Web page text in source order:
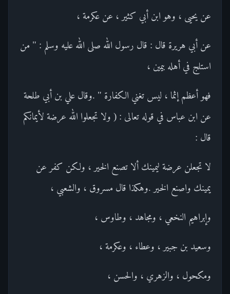
عن يحيى ، وهو ابن أبي كثير ، عن عكرمة ،
عن أبي هريرة قال : قال رسول الله صلى الله عليه وسلم : " من
استلج في أهله بيمين ،
فهو أعظم إثما ، ليس تغني الكفارة " .وقال علي بن أبي طلحة
عن ابن عباس في قوله تعالى : ( ولا تجعلوا الله عرضة لأيمانكم
قال :
لا تجعلن عرضة ليمينك ألا تصنع الخير ، ولكن كفر عن
يمينك واصنع الخير .وهكذا قال مسروق ، والشعبي ،
وإبراهيم النخعي ، ومجاهد ، وطاوس ،
وسعيد بن جبير ، وعطاء ، وعكرمة ،
ومكحول ، والزهري ، والحسن ،